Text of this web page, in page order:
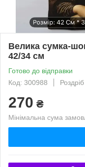
Велика сумка-
42/34 см
Готово до відправки
Код: 300988
Роздріб
270 ₴
Мінімальна сума